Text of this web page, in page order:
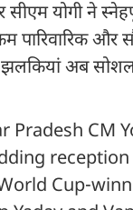
योगी ने
पारिवारिक और
अब सोशल
Pradesh CM
Cup-